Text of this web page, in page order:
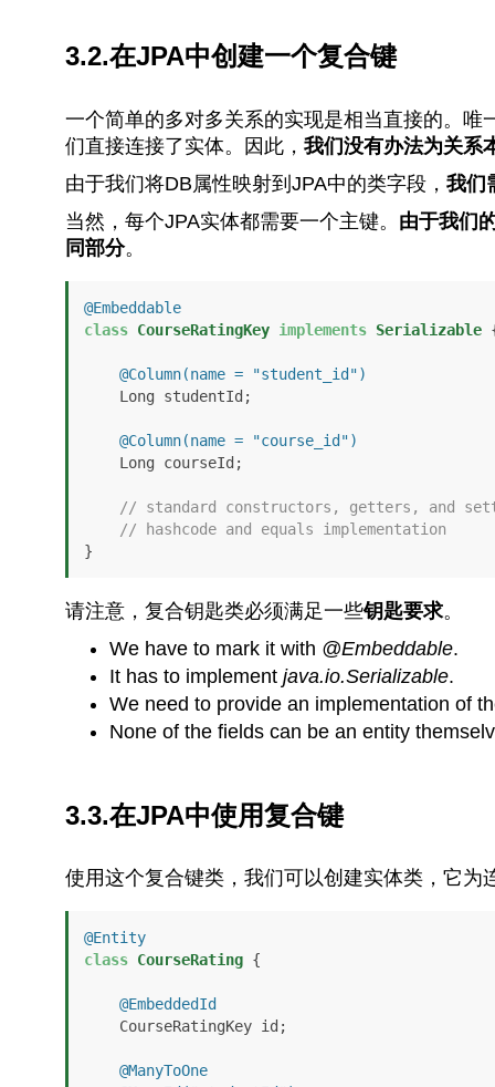
3.2.在JPA中创建一个复合键
一个简单的多对多关系的实现是相当直接的。
们直接连接了实体。因此， 我们没有办法为关系
由于我们将DB属性映射到JPA中的类字段， 我们
当然，每个JPA实体都需要一个主键。 由于我们
同部分。
@Embeddable
class CourseRatingKey implements Serializable
@Column(name = "student_id")
@Column(name = "course_id")
// standard constructors, getters, and
// hashcode and equals implementation
}
请注意，复合钥匙类必须满足一些钥匙要求。
We have to mark it with @Embeddable.
It has to implement java.io.Serializable.
We need to provide an implementation of
None of the fields can be an entity
3.3.在JPA中使用复合键
使用这个复合键类，我们可以创建实体类，它为
@Entity
class CourseRating {
@EmbeddedId
@ManyToOne